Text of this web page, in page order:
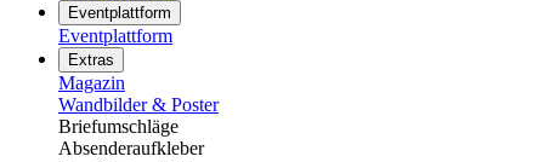
Eventplattform
Eventplattform
Extras
Magazin
Wandbilder & Poster
Briefumschläge
Absenderaufkleber